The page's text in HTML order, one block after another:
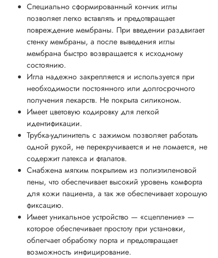
Специально сформированный кончик иглы
позволяет легко вставлять и предотвращает
повреждение мембраны. При введении раздвигает
стенку мембраны, а после выведения иглы
мембрана быстро возвращается к исходному
состоянию.
Игла надежно закрепляется и используется при
необходимости постоянного или долгосрочного
получения лекарств. Не покрыта силиконом.
Имеет цветовую кодировку для легкой
идентификации.
Трубка-удлинитель с зажимом позволяет работать
одной рукой, не перекручивается и не ломается, не
содержит латекса и фталатов.
Снабжена мягким покрытием из полиэтиленовой
пены, что обеспечивает высокий уровень комфорта
для кожи пациента, а так же обеспечивает хорошую
фиксацию.
Имеет уникальное устройство — «сцепление» —
которое обеспечивает простоту при установки,
облегчает обработку порта и предотвращает
возможность инфицирование.